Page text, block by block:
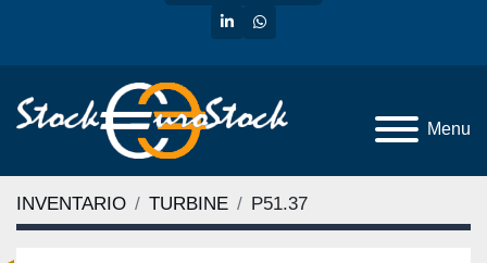
linkedinwhatsapp
Menu
INVENTARIO TURBINE P51.37